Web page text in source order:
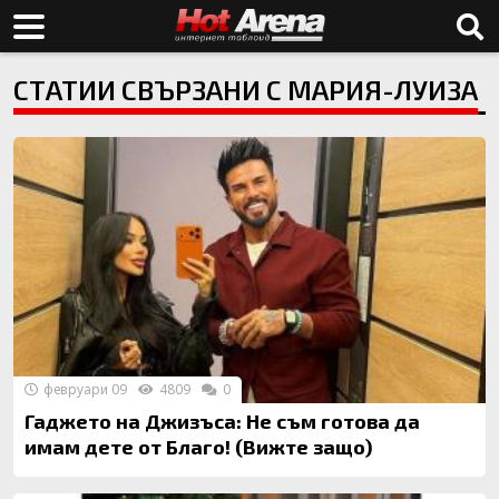
СТАТИИ СВЪРЗАНИ С МАРИЯ-ЛУИЗА
Гаджето на Джизъса: Не съм готова да
имам дете от Благо! (Вижте защо)
февруари 09 4809 0